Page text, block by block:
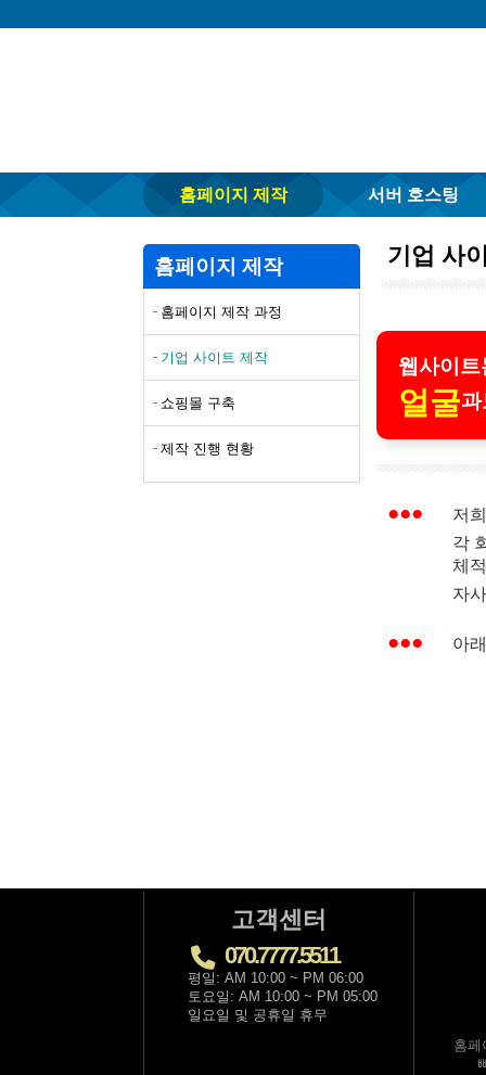
홈페이지 제작 서버 호스팅
기업 사
홈페이지 제작
홈페이지 제작 과정
기업 사이트 제작
쇼핑몰 구축
제작 진행 현황
웹사이
얼굴
저
각
체
자
아
고객센터
070.7777.5511
평일: AM 10:00 ~ PM 06:00
토요일: AM 10:00 ~ PM 05:00
일요일 및 공휴일 휴무
홈페